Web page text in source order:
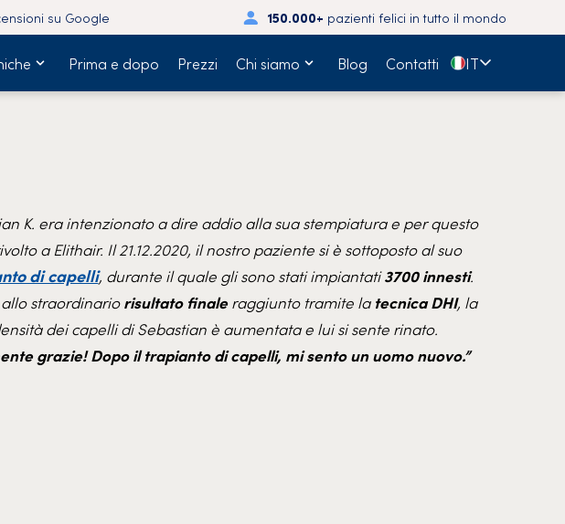
su Google 150.000+ pazienti felici in tutto il mondo
Prima e dopo Prezzi Chi siamo Blog Contatti 🇮🇹IT
K. era intenzionato a dire addio alla sua stempiatura e per questo
a Elithair. Il 21.12.2020, il nostro paziente si è sottoposto al suo
di capelli, durante il quale gli sono stati impiantati3700 innesti.
straordinariorisultato finaleraggiunto tramite la tecnica DHI, la
dei capelli di Sebastian è aumentata e lui si sente rinato.
grazie! Dopo il trapianto di capelli, mi sento un uomo nuovo.”